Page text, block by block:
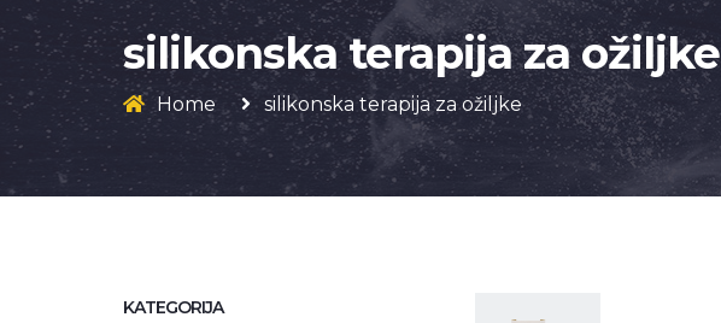
silikonska terapija za ožiljke
Home silikonska terapija za ožiljke
KATEGORIJA